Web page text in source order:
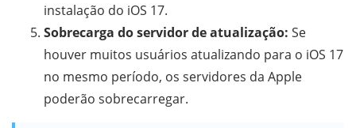
instalação do iOS 17.
Sobrecarga do servidor de atualização: Se
houver muitos usuários atualizando para o iOS 17
no mesmo período, os servidores da Apple
poderão sobrecarregar.